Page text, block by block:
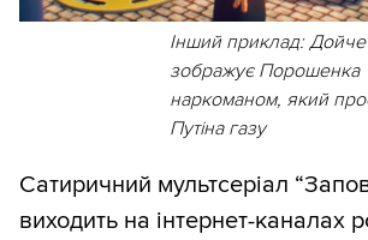
Інший приклад:
зображує Порошенка
наркоманом, який
Путіна газу
Сатиричний мультсеріал
виходить на інтернет-каналах